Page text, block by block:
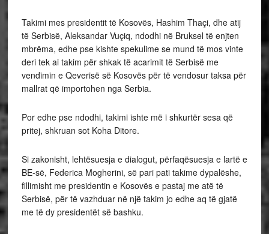
Takimi mes presidentit të Kosovës, Hashim Thaçi, dhe atij
të Serbisë, Aleksandar Vuçiq, ndodhi në Bruksel të enjten
mbrëma, edhe pse kishte spekulime se mund të mos vinte
deri tek ai takim për shkak të acarimit të Serbisë me
vendimin e Qeverisë së Kosovës për të vendosur taksa për
mallrat që importohen nga Serbia.
Por edhe pse ndodhi, takimi ishte më i shkurtër sesa që
pritej, shkruan sot Koha Ditore.
Si zakonisht, lehtësuesja e dialogut, përfaqësuesja e lartë e
BE-së, Federica Mogherini, së pari pati takime dypalëshe,
fillimisht me presidentin e Kosovës e pastaj me atë të
Serbisë, për të vazhduar në një takim jo edhe aq të gjatë
me të dy presidentët së bashku.